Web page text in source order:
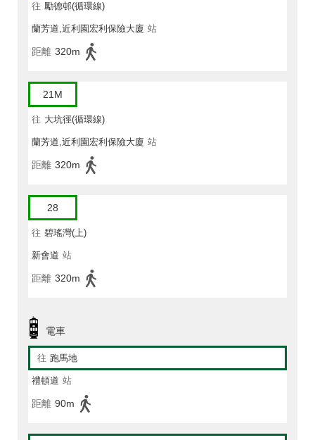
往 勵德邨(循環線)
蘭芳道,近利園宏利保險大廈 站
距離 320m
21M
往 大坑徑(循環線)
蘭芳道,近利園宏利保險大廈 站
距離 320m
28
往 碧瑤灣(上)
新會道 站
距離 320m
電車
往 跑馬地
禮頓道 站
距離 90m